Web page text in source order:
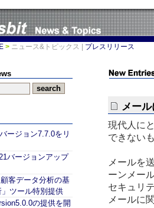
> ニュース&トピックス プレスリリース
メー
現代人に
できない
メールを
ーンメー
セキュリ
メールに
ージョン7.7.0をリ
バージョンアップ
顧客データ分析の基
ツール特別提供
の提供を開